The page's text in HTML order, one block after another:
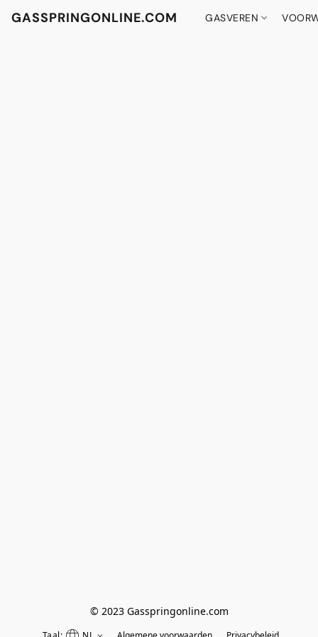
GASSPRINGONLINE.COM GASVEREN
© 2023 Gasspringonline.com